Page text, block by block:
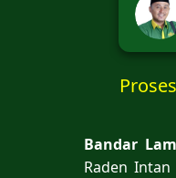
Bandar
Raden